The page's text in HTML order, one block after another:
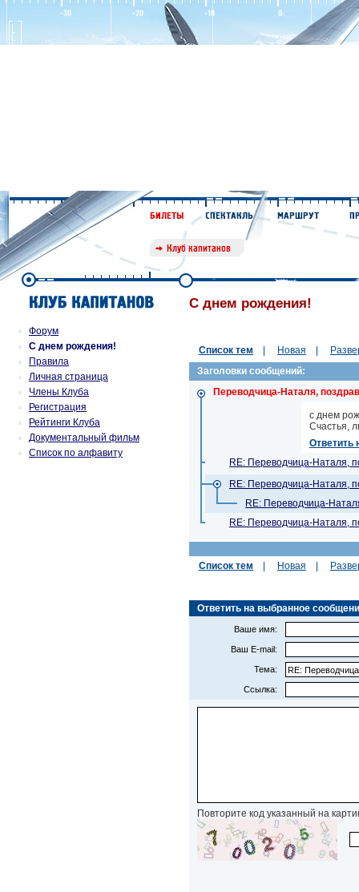
Форум
С днем рождения!
Правила
Личная страница
Члены Клуба
Регистрация
Рейтинги Клуба
Документальный фильм
Список по алфавиту
С днем рождения!
Список тем Новая
Заголовки сообщений:
Переводчица-Наталя,
с днем
Счастья,
Ответить
RE: Переводчица-Наталя,
RE: Переводчица-Наталя,
RE: Переводчица-
RE: Переводчица-Наталя,
Список тем Новая
Ответить на выбранное
Ваше имя:
Ваш E-mail:
Тема:
Ссылка:
Повторите код указанный на